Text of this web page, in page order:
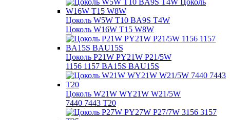
Цоколь W5W T10 BA9S T4W
Цоколь W16W T15 W8W
Цоколь P21W PY21W P21/5W
1156 1157 BA15S BAU15S
Цоколь W21W WY21W W21/5W
7440 7443 T20